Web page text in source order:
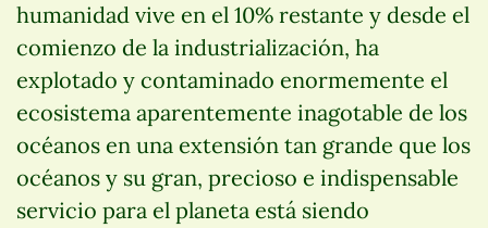
humanidad vive en el 10% restante y desde el
comienzo de la industrialización, ha
explotado y contaminado enormemente el
ecosistema aparentemente inagotable de los
océanos en una extensión tan grande que los
océanos y su gran, precioso e indispensable
servicio para el planeta está siendo